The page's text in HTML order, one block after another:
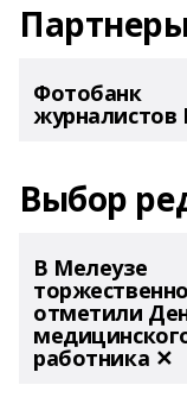
Фотобанк
журналистов
Выбор
В Мелеузе
торжественно
отметили
работника ✕